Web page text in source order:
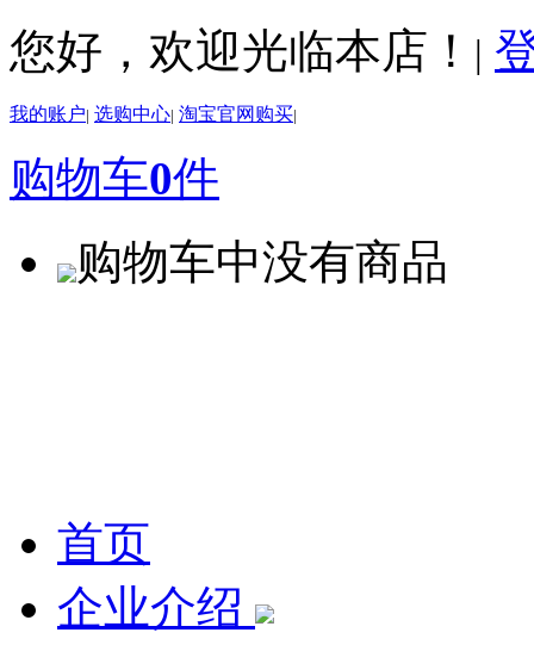
您好，欢迎光临本店！ |
我的账户| 选购中心| 淘宝官网购买|
购物车0件
购物车中没有商品
首页
企业介绍